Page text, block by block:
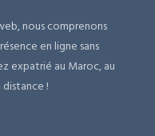
nous comprenons
en ligne sans
expatrié au Maroc, au
!